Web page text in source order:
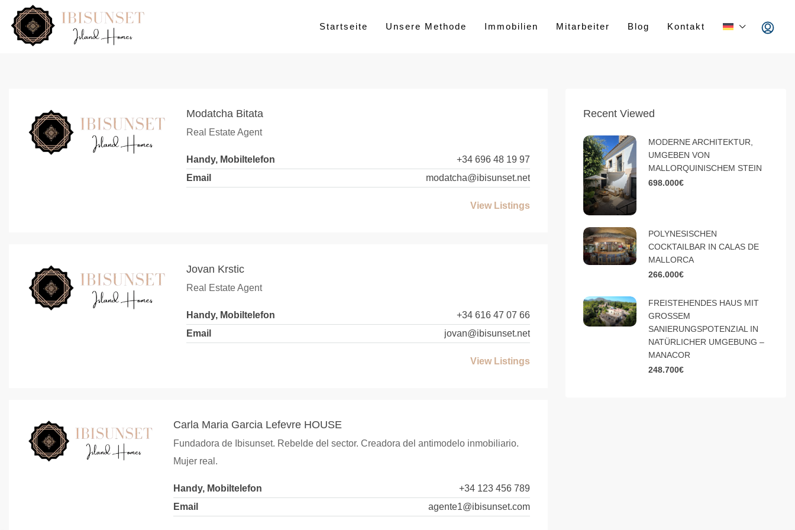
Startseite Unsere Methode Immobilien Mitarbeiter Blog Kontakt
Modatcha Bitata
Real Estate Agent
Handy, Mobiltelefon
+34 696 48 19 97
Email
modatcha@ibisunset.net
View Listings
Jovan Krstic
Real Estate Agent
Handy, Mobiltelefon
+34 616 47 07 66
Email
jovan@ibisunset.net
View Listings
Carla Maria Garcia Lefevre HOUSE
Fundadora de Ibisunset. Rebelde del sector. Creadora del antimodelo inmobiliario.
Mujer real.
Handy, Mobiltelefon
+34 123 456 789
Email
agente1@ibisunset.com
Recent Viewed
MODERNE ARCHITEKTUR,
UMGEBEN VON
MALLORQUINISCHEM STEIN
698.000€
POLYNESISCHEN
COCKTAILBAR IN CALAS DE
MALLORCA
266.000€
FREISTEHENDES HAUS MIT
GROSSEM
SANIERUNGSPOTENZIAL IN
NATÜRLICHER UMGEBUNG –
MANACOR
248.700€